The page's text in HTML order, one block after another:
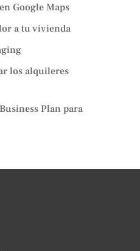
Google Maps
a tu vivienda
los alquileres
Plan para